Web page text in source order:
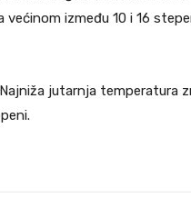
između 10 i 16
jutarnja temperatura